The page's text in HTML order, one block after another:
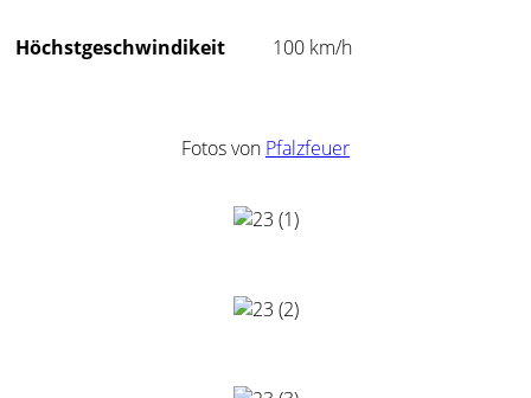
Höchstgeschwindikeit 100 km/h
Fotos von Pfalzfeuer